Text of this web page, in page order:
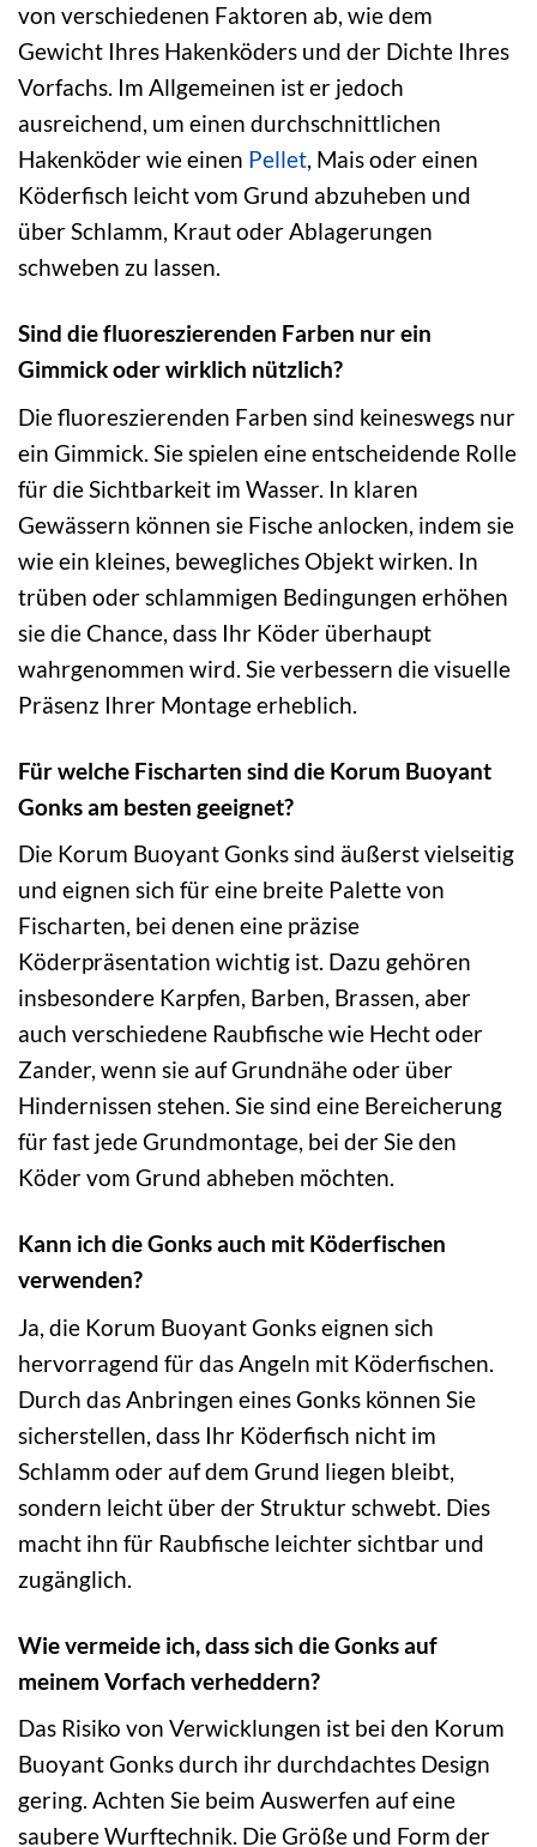
von verschiedenen Faktoren ab, wie dem
Gewicht Ihres Hakenköders und der Dichte Ihres
Vorfachs. Im Allgemeinen ist er jedoch
ausreichend, um einen durchschnittlichen
Hakenköder wie einen Pellet, Mais oder einen
Köderfisch leicht vom Grund abzuheben und
über Schlamm, Kraut oder Ablagerungen
schweben zu lassen.
Sind die fluoreszierenden Farben nur ein
Gimmick oder wirklich nützlich?
Die fluoreszierenden Farben sind keineswegs nur
ein Gimmick. Sie spielen eine entscheidende Rolle
für die Sichtbarkeit im Wasser. In klaren
Gewässern können sie Fische anlocken, indem sie
wie ein kleines, bewegliches Objekt wirken. In
trüben oder schlammigen Bedingungen erhöhen
sie die Chance, dass Ihr Köder überhaupt
wahrgenommen wird. Sie verbessern die visuelle
Präsenz Ihrer Montage erheblich.
Für welche Fischarten sind die Korum Buoyant
Gonks am besten geeignet?
Die Korum Buoyant Gonks sind äußerst vielseitig
und eignen sich für eine breite Palette von
Fischarten, bei denen eine präzise
Köderpräsentation wichtig ist. Dazu gehören
insbesondere Karpfen, Barben, Brassen, aber
auch verschiedene Raubfische wie Hecht oder
Zander, wenn sie auf Grundnähe oder über
Hindernissen stehen. Sie sind eine Bereicherung
für fast jede Grundmontage, bei der Sie den
Köder vom Grund abheben möchten.
Kann ich die Gonks auch mit Köderfischen
verwenden?
Ja, die Korum Buoyant Gonks eignen sich
hervorragend für das Angeln mit Köderfischen.
Durch das Anbringen eines Gonks können Sie
sicherstellen, dass Ihr Köderfisch nicht im
Schlamm oder auf dem Grund liegen bleibt,
sondern leicht über der Struktur schwebt. Dies
macht ihn für Raubfische leichter sichtbar und
zugänglich.
Wie vermeide ich, dass sich die Gonks auf
meinem Vorfach verheddern?
Das Risiko von Verwicklungen ist bei den Korum
Buoyant Gonks durch ihr durchdachtes Design
gering. Achten Sie beim Auswerfen auf eine
saubere Wurftechnik. Die Größe und Form der